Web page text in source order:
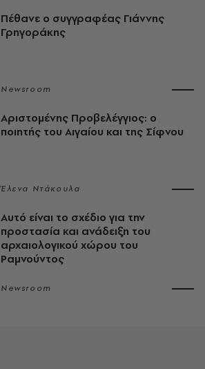
Πέθανε ο συγγραφέας Γιάννης
Γρηγοράκης
Newsroom
Αριστομένης Προβελέγγιος: ο
ποιητής του Αιγαίου και της Σίφνου
Έλενα Ντάκουλα
Αυτό είναι το σχέδιο για την
προστασία και ανάδειξη του
αρχαιολογικού χώρου του
Ραμνούντος
Newsroom